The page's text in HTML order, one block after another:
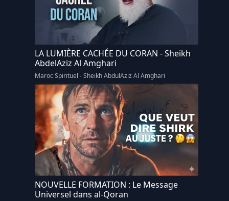
LA LUMIÈRE CACHÉE DU CORAN - Sheikh
AbdelAziz Al Amghari
Maroc Spirituel - Sheikh AbdulAziz Al Amghari
NOUVELLE FORMATION : Le Message
Universel dans al-Qoran